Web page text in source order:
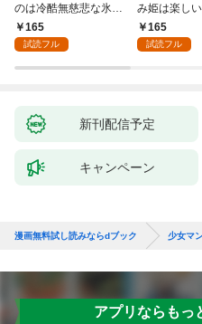
のは冷酷無慈悲な氷の
王子の愛でした１
165
試読フル
み姫は楽し
はじめます！
165
試読フル
新刊配信予定
キャンペーン
漫画無料試し読みならdブック 少女マ
アプリならもっ